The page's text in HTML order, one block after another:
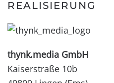
REALISIERUNG
thynk.media GmbH
Kaiserstraße 10b